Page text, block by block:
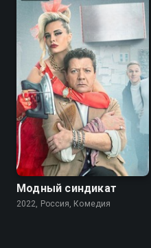
7.6
Модный синдикат
2022, Россия, Комедия